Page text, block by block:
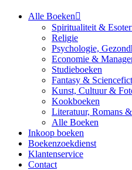
Alle Boeken
Spiritualiteit &
Religie
Psychologie,
Economie &
Studieboeken
Fantasy &
Kunst, Cultuur &
Kookboeken
Literatuur, Romans
Alle Boeken
Inkoop boeken
Boekenzoekdienst
Klantenservice
Contact